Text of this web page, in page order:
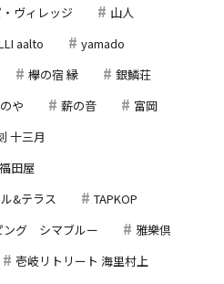
ヴィレッジ
山人
aalto
yamado
欅の宿 縁
銀鱗荘
や 薪の音
富岡
十三月
福田屋
&テラス
TAPKOP
ング シマブルー
雅樂倶
壱岐リトリート 海里村上